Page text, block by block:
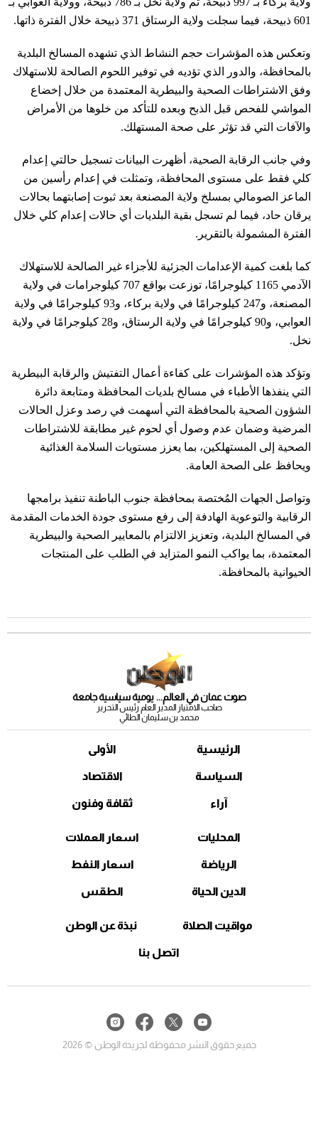
601 ذبيحة، فيما سجلت ولاية الرستاق 371 ذبيحة خلال الفترة ذاتها.
وتعكس هذه المؤشرات حجم النشاط الذي تشهده المسالخ البلدية
بالمحافظة، والدور الذي تؤديه في توفير اللحوم الصالحة للاستهلاك
وفق الاشتراطات الصحية والبيطرية المعتمدة من خلال إخضاع
المواشي للفحص قبل الذبح وبعده للتأكد من خلوها من الأمراض
والآفات التي قد تؤثر على صحة المستهلك.
وفي جانب الرقابة الصحية، أظهرت البيانات تسجيل حالتي إعدام
كلي فقط على مستوى المحافظة، وتمثلت في إعدام رأسين من
الماعز الصومالي بمسلخ ولاية المصنعة بعد ثبوت إصابتهما بحالات
يرقان حاد، فيما لم تسجل بقية البلديات أي حالات إعدام كلي خلال
الفترة المشمولة بالتقرير.
كما بلغت كمية الإعدامات الجزئية للأجزاء غير الصالحة للاستهلاك
الآدمي 1165 كيلوجرامًا، توزعت بواقع 707 كيلوجرامات في ولاية
المصنعة، و247 كيلوجرامًا في ولاية بركاء، و93 كيلوجرامًا في ولاية
العوابي، و90 كيلوجرامًا في ولاية الرستاق، و28 كيلوجرامًا في ولاية
نخل.
وتؤكد هذه المؤشرات على كفاءة أعمال التفتيش والرقابة البيطرية
التي ينفذها الأطباء في مسالخ بلديات المحافظة ومتابعة دائرة
الشؤون الصحية بالمحافظة التي أسهمت في رصد وعزل الحالات
المرضية وضمان عدم وصول أي لحوم غير مطابقة للاشتراطات
الصحية إلى المستهلكين، بما يعزز مستويات السلامة الغذائية
ويحافظ على الصحة العامة.
وتواصل الجهات المُختصة بمحافظة جنوب الباطنة تنفيذ برامجها
الرقابية والتوعوية الهادفة إلى رفع مستوى جودة الخدمات المقدمة
في المسالخ البلدية، وتعزيز الالتزام بالمعايير الصحية والبيطرية
المعتمدة، بما يواكب النمو المتزايد في الطلب على المنتجات
الحيوانية بالمحافظة.
صوت عمان في العالم... يومية سياسية جامعة
صاحب الامتياز المدير العام رئيس التحرير
محمد بن سليمان الطائي
الرئيسية
السياسة
آراء
الأولى
الاقتصاد
ثقافة وفنون
المحليات
الرياضة
الدين الحياة
اسعار العملات
اسعار النفط
الطقس
مواقيت الصلاة نبذة عن الوطن
اتصل بنا
جميع حقوق النشر محفوظة لجريدة الوطن © 2026